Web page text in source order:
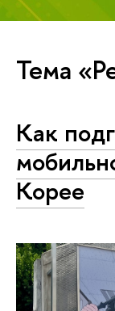
Тема
Как
Корее